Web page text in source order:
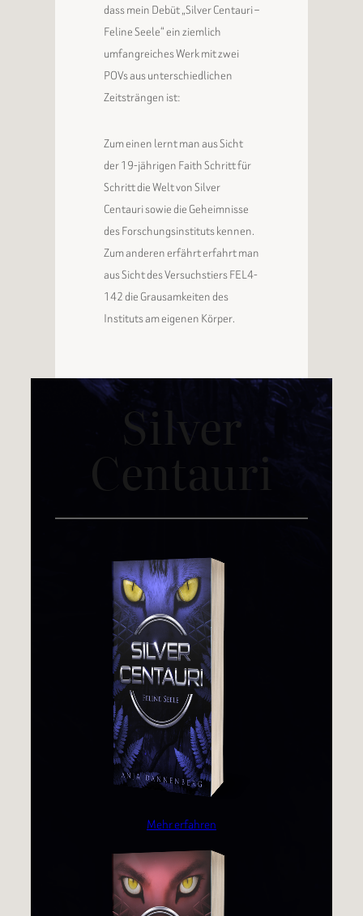
dass mein Debüt „Silver Centauri –
Feline Seele“ ein ziemlich
umfangreiches Werk mit zwei
POVs aus unterschiedlichen
Zeitsträngen ist:
Zum einen lernt man aus Sicht
der 19-jährigen Faith Schritt für
Schritt die Welt von Silver
Centauri sowie die Geheimnisse
des Forschungsinstituts kennen.
Zum anderen erfährt erfahrt man
aus Sicht des Versuchstiers FEL4-
142 die Grausamkeiten des
Instituts am eigenen Körper.
Silver
Centauri
Mehr erfahren